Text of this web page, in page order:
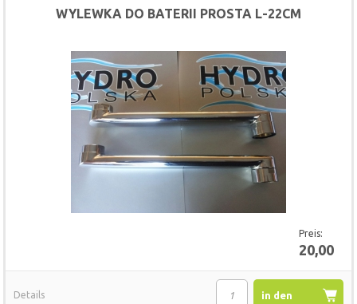
Preis:
20,00
WYLEWKA DO BATERII PROSTA L-22CM
in den
Details